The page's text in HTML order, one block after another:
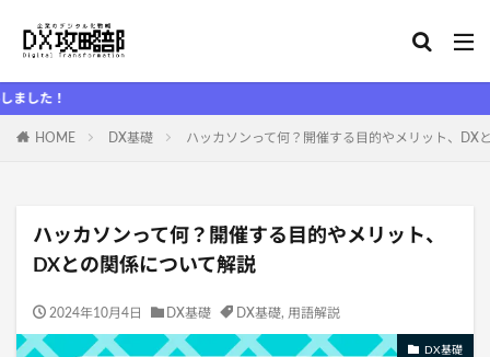
HOME DX基礎 ハッカソンって何？開催する目的やメリット、DX
ハッカソンって何？開催する目的やメリット、
DXとの関係について解説
2024年10月4日 DX基礎 DX基礎, 用語解説
DX基礎